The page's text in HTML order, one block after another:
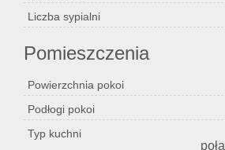
Liczba sypialni
Pomieszczenia
Powierzchnia pokoi
Podłogi pokoi
Typ kuchni